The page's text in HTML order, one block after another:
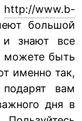
http://www.b-
большой
знают все
можете быть
именно так,
вам
дня в